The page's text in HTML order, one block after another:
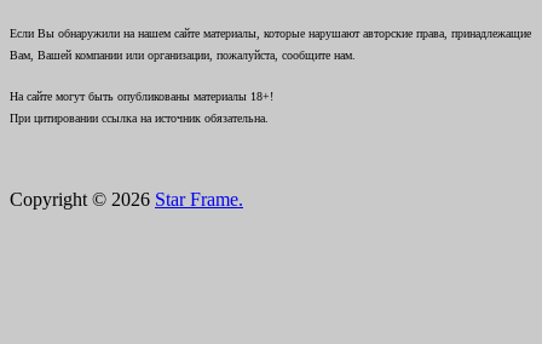
Если Вы обнаружили на нашем сайте материалы, которые нарушают авторские права, принадлежащие
Вам, Вашей компании или организации, пожалуйста, сообщите нам.
На сайте могут быть опубликованы материалы 18+!
При цитировании ссылка на источник обязательна.
Copyright © 2026 Star Frame.